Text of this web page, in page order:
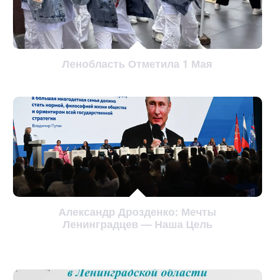
Ленобласть Отметила 1 Мая
Александр Дрозденко: Мечты
Ленинградцев — Наша Цель